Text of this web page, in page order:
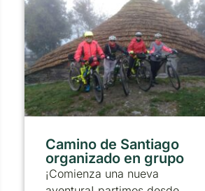
Camino de Santiago
organizado en grupo
¡Comienza una nueva